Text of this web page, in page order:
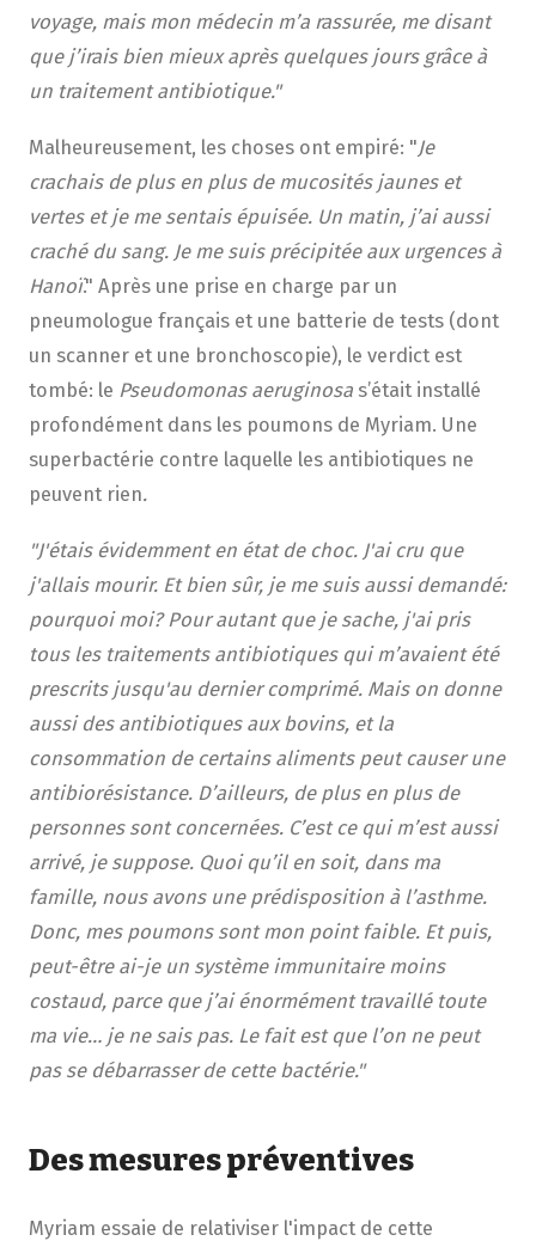
voyage, mais mon médecin m’a rassurée, me disant
que j’irais bien mieux après quelques jours grâce à
un traitement antibiotique."
Malheureusement, les choses ont empiré: "Je
crachais de plus en plus de mucosités jaunes et
vertes et je me sentais épuisée. Un matin, j’ai aussi
craché du sang. Je me suis précipitée aux urgences à
Hanoï." Après une prise en charge par un
pneumologue français et une batterie de tests (dont
un scanner et une bronchoscopie), le verdict est
tombé: le Pseudomonas aeruginosa s’était installé
profondément dans les poumons de Myriam. Une
superbactérie contre laquelle les antibiotiques ne
peuvent rien.
"J'étais évidemment en état de choc. J'ai cru que
j'allais mourir. Et bien sûr, je me suis aussi demandé:
pourquoi moi? Pour autant que je sache, j'ai pris
tous les traitements antibiotiques qui m’avaient été
prescrits jusqu'au dernier comprimé. Mais on donne
aussi des antibiotiques aux bovins, et la
consommation de certains aliments peut causer une
antibiorésistance. D’ailleurs, de plus en plus de
personnes sont concernées. C’est ce qui m’est aussi
arrivé, je suppose. Quoi qu’il en soit, dans ma
famille, nous avons une prédisposition à l’asthme.
Donc, mes poumons sont mon point faible. Et puis,
peut-être ai-je un système immunitaire moins
costaud, parce que j’ai énormément travaillé toute
ma vie… je ne sais pas. Le fait est que l’on ne peut
pas se débarrasser de cette bactérie."
Des mesures préventives
Myriam essaie de relativiser l'impact de cette